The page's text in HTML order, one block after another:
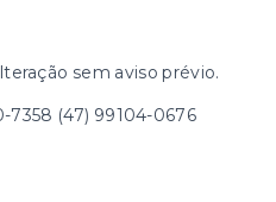
sem aviso prévio.
7358 (47) 99104-0676